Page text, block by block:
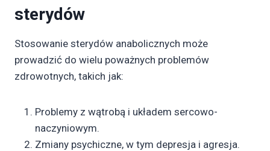
sterydów
Stosowanie sterydów anabolicznych może
prowadzić do wielu poważnych problemów
zdrowotnych, takich jak:
Problemy z wątrobą i układem sercowo-
naczyniowym.
Zmiany psychiczne, w tym depresja i agresja.